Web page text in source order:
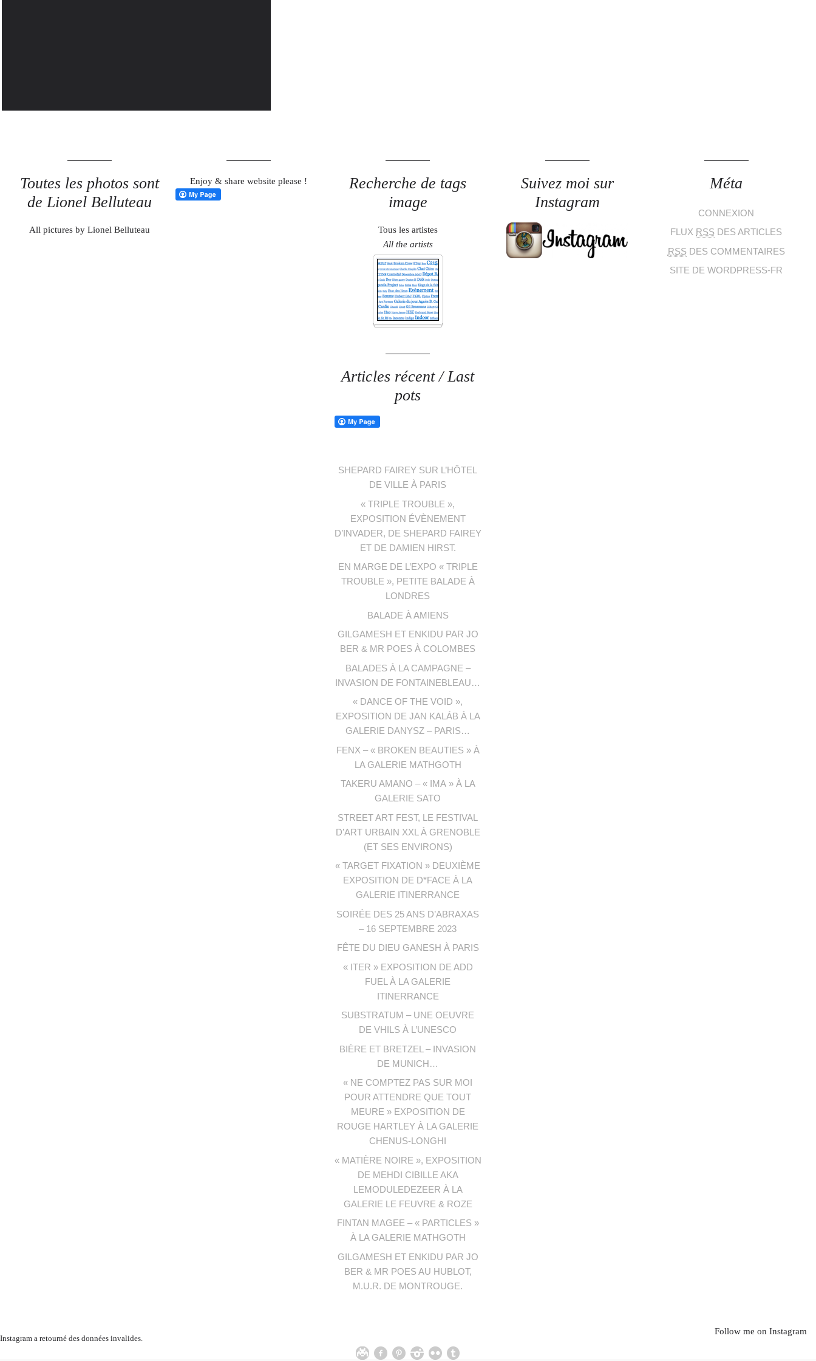
Toutes les photos sont
de Lionel Belluteau
All pictures by Lionel Belluteau
Enjoy & share website please !
Recherche de tags
image
Tous les artistes
All the artists
Suivez moi sur
Instagram
Méta
CONNEXION
FLUX RSS DES ARTICLES
RSS DES COMMENTAIRES
SITE DE WORDPRESS-FR
Articles récent / Last
pots
SHEPARD FAIREY SUR L’HÔTEL
DE VILLE À PARIS
« TRIPLE TROUBLE »,
EXPOSITION ÉVÈNEMENT
D’INVADER, DE SHEPARD FAIREY
ET DE DAMIEN HIRST.
EN MARGE DE L’EXPO « TRIPLE
TROUBLE », PETITE BALADE À
LONDRES
BALADE À AMIENS
GILGAMESH ET ENKIDU PAR JO
BER & MR POES À COLOMBES
BALADES À LA CAMPAGNE –
INVASION DE FONTAINEBLEAU…
« DANCE OF THE VOID »,
EXPOSITION DE JAN KALÁB À LA
GALERIE DANYSZ – PARIS…
FENX – « BROKEN BEAUTIES » À
LA GALERIE MATHGOTH
TAKERU AMANO – « IMA » À LA
GALERIE SATO
STREET ART FEST, LE FESTIVAL
D’ART URBAIN XXL À GRENOBLE
(ET SES ENVIRONS)
« TARGET FIXATION » DEUXIÈME
EXPOSITION DE D*FACE À LA
GALERIE ITINERRANCE
SOIRÉE DES 25 ANS D’ABRAXAS
– 16 SEPTEMBRE 2023
FÊTE DU DIEU GANESH À PARIS
« ITER » EXPOSITION DE ADD
FUEL À LA GALERIE
ITINERRANCE
SUBSTRATUM – UNE OEUVRE
DE VHILS À L’UNESCO
BIÈRE ET BRETZEL – INVASION
DE MUNICH…
« NE COMPTEZ PAS SUR MOI
POUR ATTENDRE QUE TOUT
MEURE » EXPOSITION DE
ROUGE HARTLEY À LA GALERIE
CHENUS-LONGHI
« MATIÈRE NOIRE », EXPOSITION
DE MEHDI CIBILLE AKA
LEMODULEDEZEER À LA
GALERIE LE FEUVRE & ROZE
FINTAN MAGEE – « PARTICLES »
À LA GALERIE MATHGOTH
GILGAMESH ET ENKIDU PAR JO
BER & MR POES AU HUBLOT,
M.U.R. DE MONTROUGE.
Instagram a retourné des données invalides.
Follow me on Instagram